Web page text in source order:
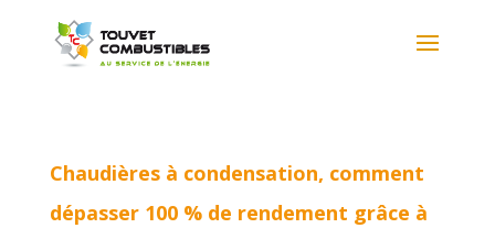
Chaudières à condensation, comment
dépasser 100 % de rendement grâce à